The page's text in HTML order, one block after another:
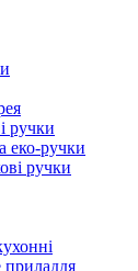
ручки
еко-ручки
ручки
приладдя